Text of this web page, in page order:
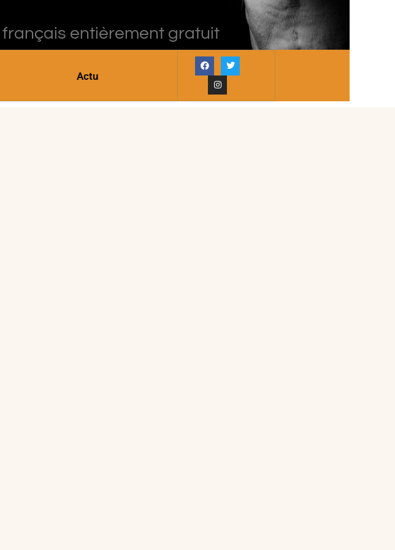
entièrement gratuit
Actu